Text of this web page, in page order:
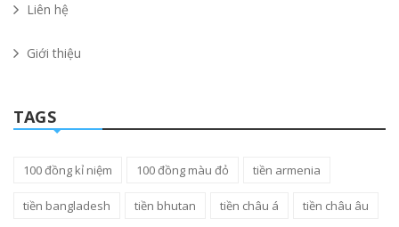
Liên hệ
Giới thiệu
TAGS
100 đồng kỉ niệm 100 đồng màu đỏ tiền armenia
tiền bangladesh tiền bhutan tiền châu á tiền châu âu